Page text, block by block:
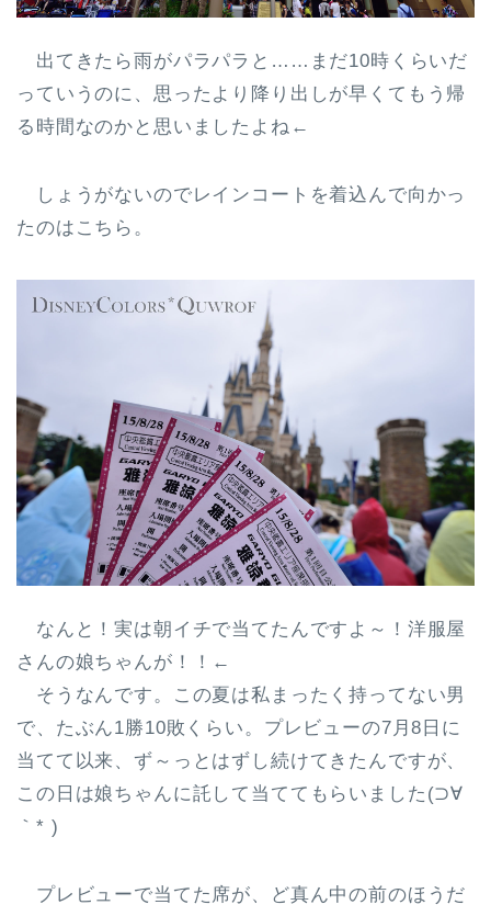
出てきたら雨がパラパラと……まだ10時くらいだ
っていうのに、思ったより降り出しが早くてもう帰
る時間なのかと思いましたよね←
しょうがないのでレインコートを着込んで向かっ
たのはこちら。
なんと！実は朝イチで当てたんですよ～！洋服屋
さんの娘ちゃんが！！←
そうなんです。この夏は私まったく持ってない男
で、たぶん1勝10敗くらい。プレビューの7月8日に
当てて以来、ず～っとはずし続けてきたんですが、
この日は娘ちゃんに託して当ててもらいました(⊃∀
｀* )
プレビューで当てた席が、ど真ん中の前のほうだ